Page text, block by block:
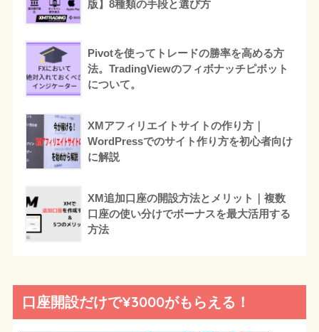
版】8種類の手段と選び方
Pivotを使ってトレードの勝率を高める方
法。TradingViewのフィボナッチピボット
について。
XMアフィリエイトサイトの作り方｜
WordPressでのサイト作り方を初心者向け
に解説
XM追加口座の開設方法とメリット｜複数
口座の使い分けでボーナスを最大活用する
方法
口座開設だけで¥3000がもらえる！